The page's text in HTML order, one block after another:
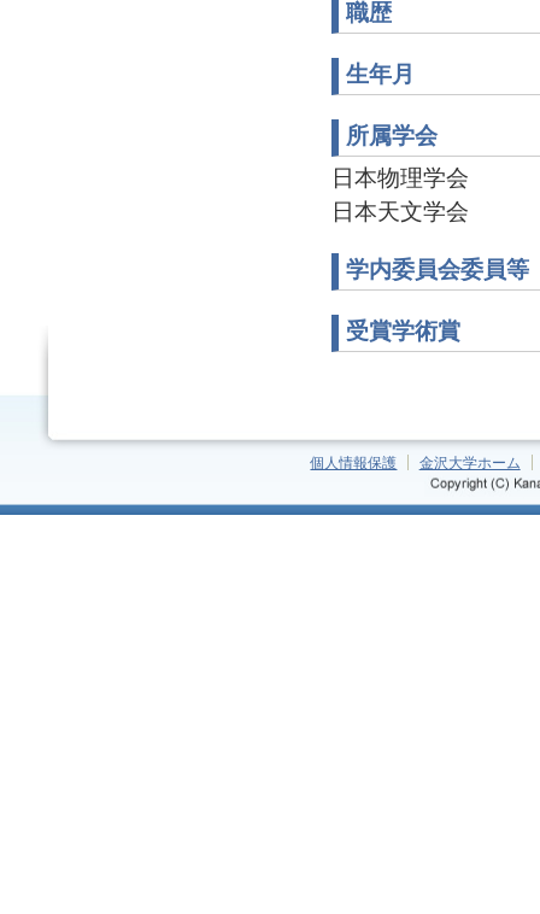
職歴
生年月
所属学会
日本物理学会
日本天文学会
学内委員会委員等
受賞学術賞
個人情報保護 金沢大学ホーム